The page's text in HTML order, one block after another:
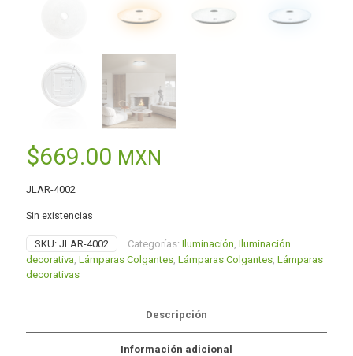
$669.00 MXN
JLAR-4002
Sin existencias
SKU: JLAR-4002 Categorías: Iluminación Iluminación
decorativa Lámparas Colgantes Lámparas Colgantes Lámparas
decorativas
Descripción
Información adicional